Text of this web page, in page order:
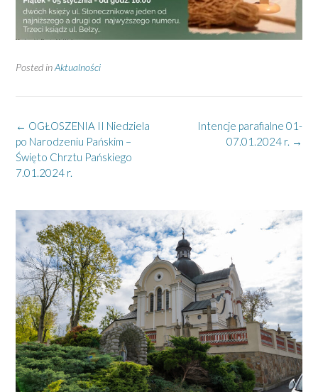
Posted inAktualności
Post
navigation
Intencje parafialne 01-
07.01.2024 r. →
← OGŁOSZENIA II Niedziela
po Narodzeniu Pańskim –
Święto Chrztu Pańskiego
7.01.2024 r.